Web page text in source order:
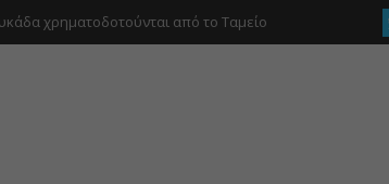
χρηματοδοτούνται από το Ταμείο